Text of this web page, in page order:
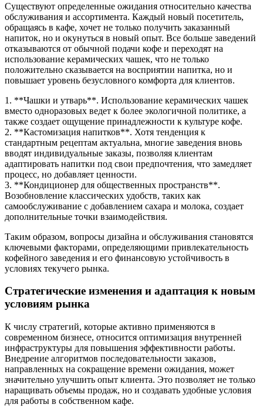
Существуют определенные ожидания относительно качества
обслуживания и ассортимента. Каждый новый посетитель,
обращаясь в кафе, хочет не только получить заказанный
напиток, но и окунуться в новый опыт. Все больше заведений
отказываются от обычной подачи кофе и переходят на
использование керамических чашек, что не только
положительно сказывается на восприятии напитка, но и
повышает уровень безусловного комфорта для клиентов.
1. **Чашки и утварь**. Использование керамических чашек
вместо одноразовых ведет к более экологичной политике, а
также создает ощущение принадлежности к культуре кофе.
2. **Кастомизация напитков**. Хотя тенденция к
стандартным рецептам актуальна, многие заведения вновь
вводят индивидуальные заказы, позволяя клиентам
адаптировать напитки под свои предпочтения, что замедляет
процесс, но добавляет ценности.
3. **Кондиционер для общественных пространств**.
Возобновление классических удобств, таких как
самообслуживание с добавлением сахара и молока, создает
дополнительные точки взаимодействия.
Таким образом, вопросы дизайна и обслуживания становятся
ключевыми факторами, определяющими привлекательность
кофейного заведения и его финансовую устойчивость в
условиях текучего рынка.
Стратегические изменения и адаптация к новым
условиям рынка
К числу стратегий, которые активно применяются в
современном бизнесе, относится оптимизация внутренней
инфраструктуры для повышения эффективности работы.
Внедрение алгоритмов последовательности заказов,
направленных на сокращение времени ожидания, может
значительно улучшить опыт клиента. Это позволяет не только
наращивать объемы продаж, но и создавать удобные условия
для работы в собственном кафе.